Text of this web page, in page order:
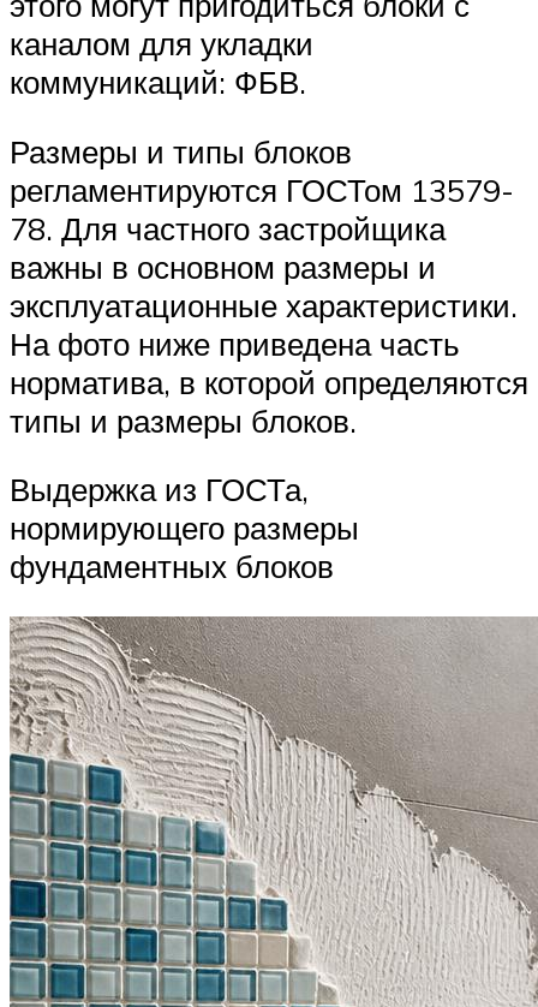
каналом для укладки
коммуникаций: ФБВ.
Размеры и типы блоков
регламентируются ГОСТом 13579-
78. Для частного застройщика
важны в основном размеры и
эксплуатационные характеристики.
На фото ниже приведена часть
норматива, в которой определяются
типы и размеры блоков.
Выдержка из ГОСТа,
нормирующего размеры
фундаментных блоков